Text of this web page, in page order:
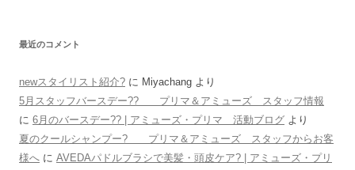
最近のコメント
newスタイリスト紹介? に Miyachang より
5月スタッフバースデー?? プリマ＆アミューズ スタッフ情報
に 6月のバースデー?? | アミューズ・プリマ 活動ブログ より
夏のクールシャンプー? プリマ＆アミューズ スタッフからお客
様へ に AVEDAパドルブラシで美髪・頭皮ケア? | アミューズ・プリ